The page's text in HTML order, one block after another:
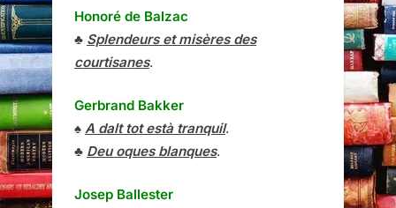
Honoré de Balzac
♣ Splendeurs et misères des
courtisanes.
Gerbrand Bakker
♠ A dalt tot està tranquil.
♣ Deu oques blanques.
Josep Ballester